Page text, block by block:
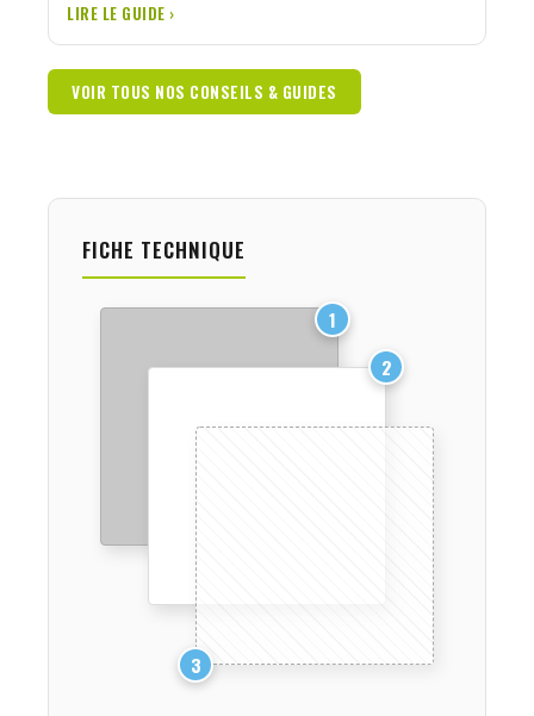
LIRE LE GUIDE ›
VOIR TOUS NOS CONSEILS & GUIDES
FICHE TECHNIQUE
1
2
3